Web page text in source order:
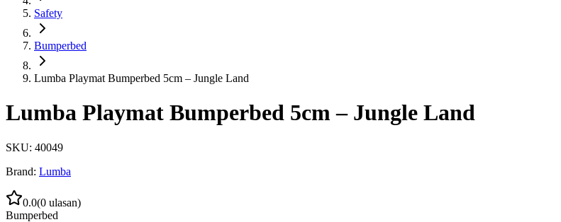
Safety
Bumperbed
Lumba Playmat Bumperbed 5cm – Jungle Land
Lumba Playmat Bumperbed 5cm – Jungle Land
SKU: 40049
Brand: Lumba
0.0(0 ulasan)
Bumperbed